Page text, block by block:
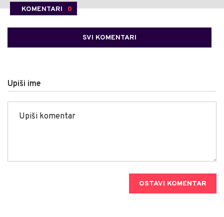
KOMENTARI 0
SVI KOMENTARI
Upiši ime
OSTAVI KOMENTAR